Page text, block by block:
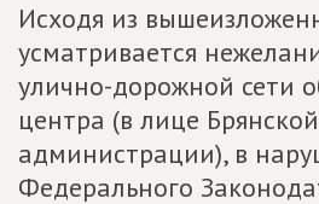
Исходя из
усматривается
улично-дорожной сети
центра (в лице
администрации), в
Федерального